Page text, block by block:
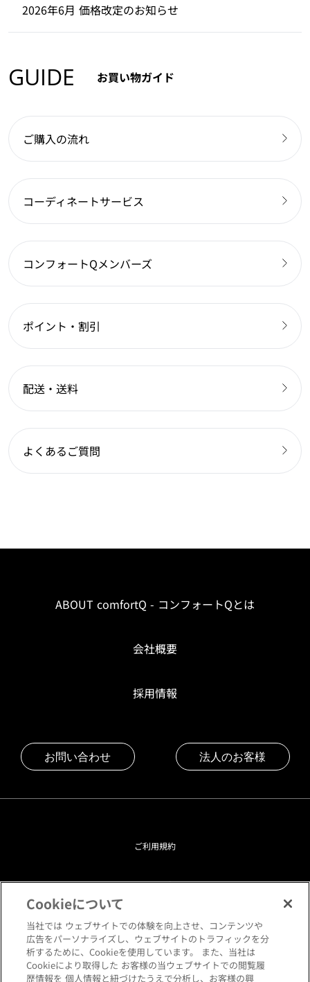
2026年6月 価格改定のお知らせ
GUIDE お買い物ガイド
ご購入の流れ
コーディネートサービス
コンフォートQメンバーズ
ポイント・割引
配送・送料
よくあるご質問
ABOUT comfortQ - コンフォートQとは
会社概要
採用情報
お問い合わせ 法人のお客様
ご利用規約
プライバシーポリシー
クッキーポリシー
閲覧環境について
Cookieについて
当社では ウェブサイトでの体験を向上させ、コンテンツや
広告をパーソナライズし、ウェブサイトのトラフィックを分
析するために、Cookieを使用しています。 また、当社は
Cookieにより取得した お客様の当ウェブサイトでの閲覧履
歴情報を 個人情報と紐づけたうえで分析し、お客様の興